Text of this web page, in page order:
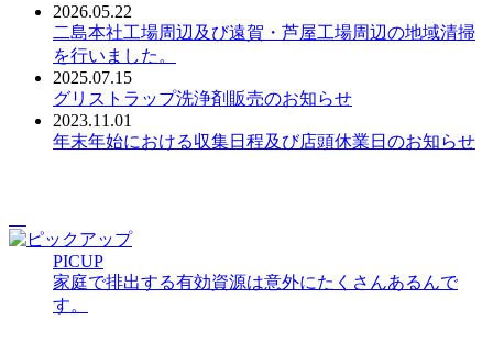
2026.05.22
二島本社工場周辺及び遠賀・芦屋工場周辺の地域清掃
を行いました。
2025.07.15
グリストラップ洗浄剤販売のお知らせ
2023.11.01
年末年始における収集日程及び店頭休業日のお知らせ
PICUP
家庭で排出する有効資源は意外にたくさんあるんで
す。